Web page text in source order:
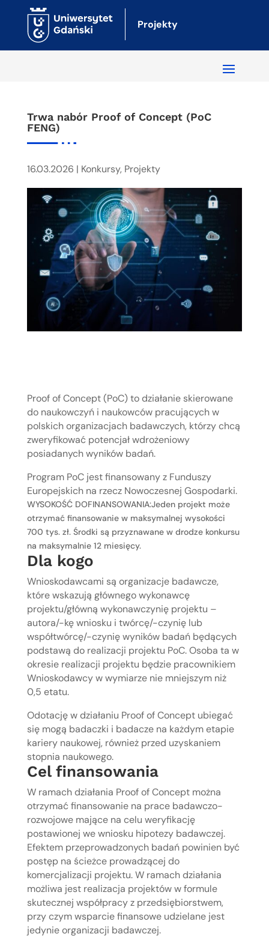
Projekty
Trwa nabór Proof of Concept (PoC
FENG)
16.03.2026 | Konkursy, Projekty
Proof of Concept (PoC) to działanie skierowane
do naukowczyń i naukowców pracujących w
polskich organizacjach badawczych, którzy chcą
zweryfikować potencjał wdrożeniowy
posiadanych wyników badań.
Program PoC jest finansowany z Funduszy
Europejskich na rzecz Nowoczesnej Gospodarki.
WYSOKOŚĆ DOFINANSOWANIA:Jeden projekt może
otrzymać finansowanie w maksymalnej wysokości
700 tys. zł. Środki są przyznawane w drodze konkursu
na maksymalnie 12 miesięcy.
Dla kogo
Wnioskodawcami są organizacje badawcze,
które wskazują głównego wykonawcę
projektu/główną wykonawczynię projektu –
autora/-kę wniosku i twórcę/-czynię lub
współtwórcę/-czynię wyników badań będących
podstawą do realizacji projektu PoC. Osoba ta w
okresie realizacji projektu będzie pracownikiem
Wnioskodawcy w wymiarze nie mniejszym niż
0,5 etatu.
Odotację w działaniu Proof of Concept ubiegać
się mogą badaczki i badacze na każdym etapie
kariery naukowej, również przed uzyskaniem
stopnia naukowego.
Cel finansowania
W ramach działania Proof of Concept można
otrzymać finansowanie na prace badawczo-
rozwojowe mające na celu weryfikację
postawionej we wniosku hipotezy badawczej.
Efektem przeprowadzonych badań powinien być
postęp na ścieżce prowadzącej do
komercjalizacji projektu. W ramach działania
możliwa jest realizacja projektów w formule
skutecznej współpracy z przedsiębiorstwem,
przy czym wsparcie finansowe udzielane jest
jedynie organizacji badawczej.